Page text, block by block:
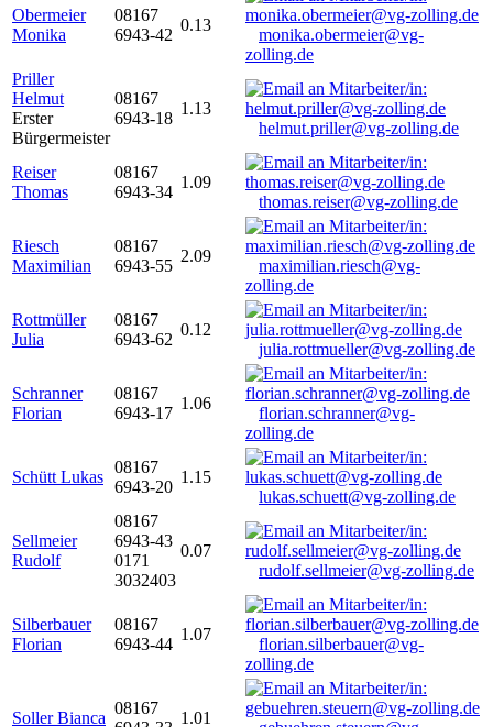
Obermeier
Monika
08167
6943-42
0.13
monika.obermeier@vg-
zolling.de
Priller
Helmut
Erster
Bürgermeister
08167
6943-18
1.13
helmut.priller@vg-zolling.de
Reiser
Thomas
08167
6943-34
1.09
thomas.reiser@vg-zolling.de
Riesch
Maximilian
08167
6943-55
2.09
maximilian.riesch@vg-
zolling.de
Rottmüller
Julia
08167
6943-62
0.12
julia.rottmueller@vg-zolling.de
Schranner
Florian
08167
6943-17
1.06
florian.schranner@vg-
zolling.de
Schütt Lukas
08167
6943-20
1.15
lukas.schuett@vg-zolling.de
Sellmeier
Rudolf
08167
6943-43
0171
3032403
0.07
rudolf.sellmeier@vg-zolling.de
Silberbauer
Florian
08167
6943-44
1.07
florian.silberbauer@vg-
zolling.de
Soller Bianca
08167
1.01